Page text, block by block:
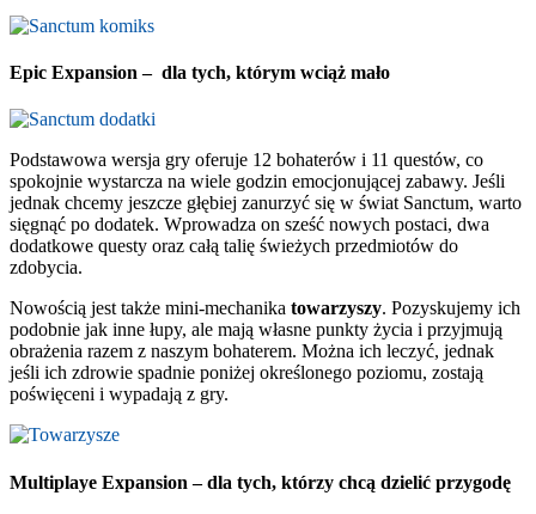
Epic Expansion – dla tych, którym wciąż mało
Podstawowa wersja gry oferuje 12 bohaterów i 11 questów, co
spokojnie wystarcza na wiele godzin emocjonującej zabawy. Jeśli
jednak chcemy jeszcze głębiej zanurzyć się w świat Sanctum, warto
sięgnąć po dodatek. Wprowadza on sześć nowych postaci, dwa
dodatkowe questy oraz całą talię świeżych przedmiotów do
zdobycia.
Nowością jest także mini-mechanika towarzyszy. Pozyskujemy ich
podobnie jak inne łupy, ale mają własne punkty życia i przyjmują
obrażenia razem z naszym bohaterem. Można ich leczyć, jednak
jeśli ich zdrowie spadnie poniżej określonego poziomu, zostają
poświęceni i wypadają z gry.
Multiplaye Expansion – dla tych, którzy chcą dzielić przygodę